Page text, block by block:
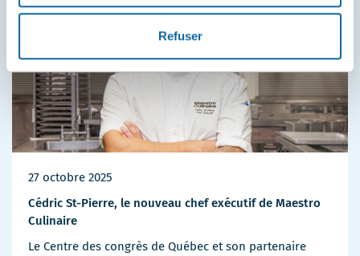
Refuser
27 octobre 2025
Cédric St-Pierre, le nouveau chef exécutif de Maestro
Culinaire
Le Centre des congrès de Québec et son partenaire